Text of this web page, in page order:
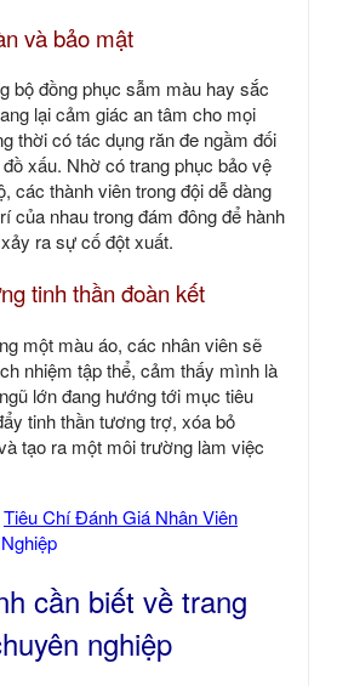
và bảo mật
bộ đồng phục sẫm màu hay sắc
lại cảm giác an tâm cho mọi
thời có tác dụng răn đe ngầm đối
xấu. Nhờ cótrang phục bảo vệ
các thành viên trong đội dễ dàng
của nhau trong đám đông để hành
ra sự cố đột xuất.
tinh thần đoàn kết
một màu áo, các nhân viên sẽ
nhiệm tập thể, cảm thấy mình là
lớn đang hướng tới mục tiêu
tinh thần tương trợ, xóa bỏ
tạo ra một môi trường làm việc
Tiêu Chí Đánh Giá Nhân Viên
cần biết về trang
nghiệp